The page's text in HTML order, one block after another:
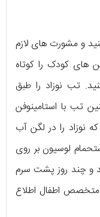
و مشورت های لازم
های کودک را کوتاه
تب نوزاد را طبق
تب با استامینوفن
نوزاد را در لگن آب
لوسیون بر روی
و چند روز پشت سرم
اطفال اطلاع